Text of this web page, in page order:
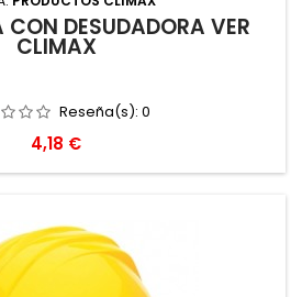
DESUDADORA VER
CLIMAX
Reseña(s): 0
Precio
4,18 €